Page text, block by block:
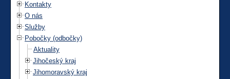
Kontakty
O nás
Služby
Pobočky (odbočky)
Aktuality
Jihočeský kraj
Jihomoravský kraj